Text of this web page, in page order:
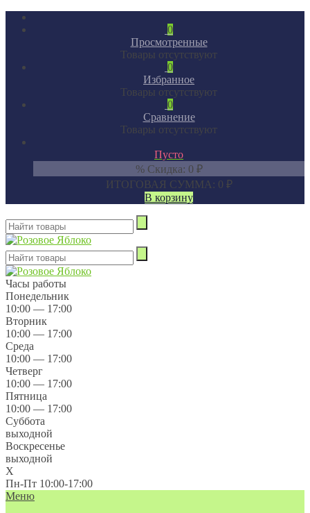
0
Просмотренные
Товары отсутствуют
0
Избранное
Товары отсутствуют
0
Сравнение
Товары отсутствуют
Пусто
% Скидка: 0 ₽
ИТОГОВАЯ СУММА: 0 ₽
В корзину
Часы работы
Понедельник
10:00 — 17:00
Вторник
10:00 — 17:00
Среда
10:00 — 17:00
Четверг
10:00 — 17:00
Пятница
10:00 — 17:00
Суббота
выходной
Воскресенье
выходной
X
Пн-Пт 10:00-17:00
Меню